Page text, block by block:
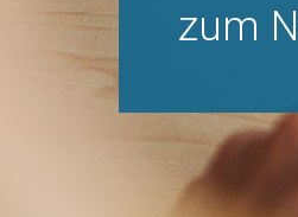
zum